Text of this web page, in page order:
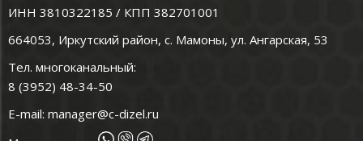
ИНН 3810322185 / КПП 382701001
664053, Иркутский район, с. Мамоны, ул. Ангарская, 53
Тел. многоканальный:
8 (3952) 48-34-50
E-mail: manager@c-dizel.ru